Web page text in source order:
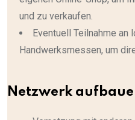
und zu verkaufen.
Eventuell Teilnahme an
Handwerksmessen, um
Netzwerk